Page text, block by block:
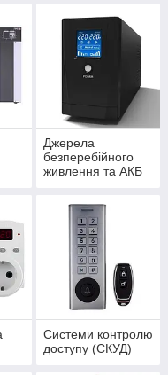
Джерела
безперебійного
живлення та АКБ
Системи контролю
доступу (СКУД)